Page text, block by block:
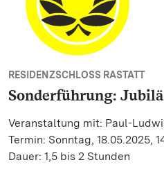
RESIDENZSCHLOSS RASTATT
Sonderführung:
Veranstaltung mit: Paul-
Termin: Sonntag, 18.05.2025,
Dauer: 1,5 bis 2 Stunden